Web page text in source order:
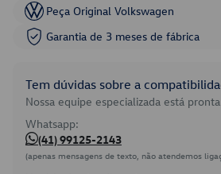
Peça Original Volkswagen
Garantia de 3 meses de fábrica
Tem dúvidas sobre a
Nossa equipe especializada está
Whatsapp:
(41) 99125-2143
(apenas mensagens de texto, não atendemos